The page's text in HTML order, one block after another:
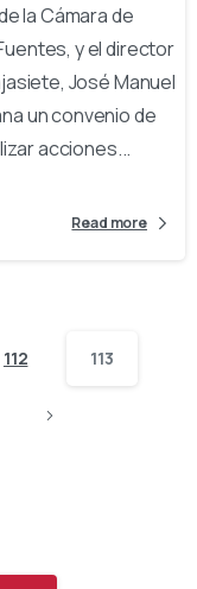
la Cámara de
y el director
José Manuel
un convenio de
acciones...
Read more
112 113